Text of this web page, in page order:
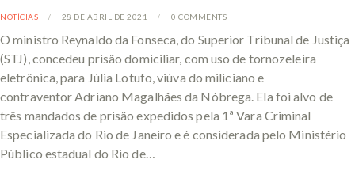
NOTÍCIAS 28 DE ABRIL DE 2021 0 COMMENTS
O ministro Reynaldo da Fonseca, do Superior Tribunal de Justiça
(STJ), concedeu prisão domiciliar, com uso de tornozeleira
eletrônica, para Júlia Lotufo, viúva do miliciano e
contraventor Adriano Magalhães da Nóbrega. Ela foi alvo de
três mandados de prisão expedidos pela 1ª Vara Criminal
Especializada do Rio de Janeiro e é considerada pelo Ministério
Público estadual do Rio de…